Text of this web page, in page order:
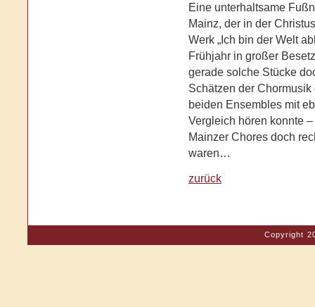
Eine unterhaltsame
Mainz, der in der
Werk „Ich bin der Welt
Frühjahr in großer
gerade solche Stücke
Schätzen der
beiden Ensembles mit
Vergleich hören konnte
Mainzer Chores doch
waren…
zurück
Copyright